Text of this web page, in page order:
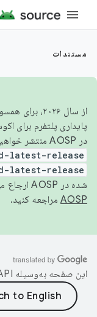
مستندات
از سال
پایداری پلتفرم برای
در AOSP منتشر خواهیم کرد. برای ساخت و مشارکت در AOSP،
latest-release
latest-release
شده در AOSP ارجاع می‌دهد. برای اطلاعات بیشتر، به
AOSP مراجعه کنید.
این صفحه به‌وسیله